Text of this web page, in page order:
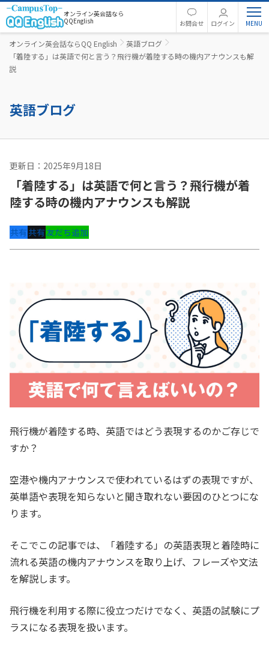
オンライン英会話なら
QQEnglish
お問合せ ログイン
オンライン英会話ならQQ English
英語ブログ
「着陸する」は英語で何と言う？飛行機が着陸する時の機内アナウンスも解
説
英語ブログ
更新日：2025年9月18日
「着陸する」は英語で何と言う？飛行機が着
陸する時の機内アナウンスも解説
共有共有友だち追加
飛行機が着陸する時、英語ではどう表現するのかご存じで
すか？
空港や機内アナウンスで使われているはずの表現ですが、
英単語や表現を知らないと聞き取れない要因のひとつにな
ります。
そこでこの記事では、「着陸する」の英語表現と着陸時に
流れる英語の機内アナウンスを取り上げ、フレーズや文法
を解説します。
飛行機を利用する際に役立つだけでなく、英語の試験にプ
ラスになる表現を扱います。